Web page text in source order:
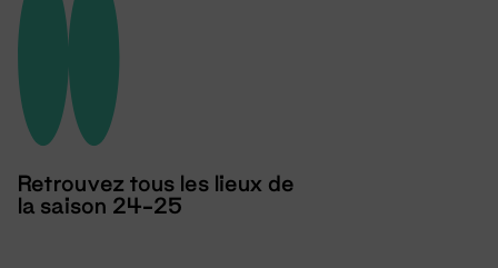
Retrouvez tous les lieux de
la saison 24-25